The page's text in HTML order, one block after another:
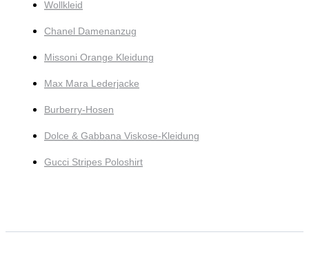
Wollkleid
Chanel Damenanzug
Missoni Orange Kleidung
Max Mara Lederjacke
Burberry-Hosen
Dolce & Gabbana Viskose-Kleidung
Gucci Stripes Poloshirt